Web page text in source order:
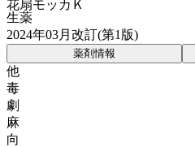
花扇モッカＫ
生薬
2024年03月改訂(第1版)
薬剤情報
他
毒
劇
麻
向